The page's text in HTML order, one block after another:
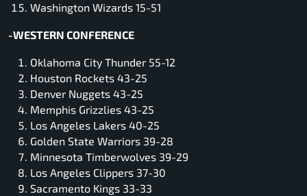
Washington Wizards 15-51
-WESTERN CONFERENCE
Oklahoma City Thunder 55-12
Houston Rockets 43-25
Denver Nuggets 43-25
Memphis Grizzlies 43-25
Los Angeles Lakers 40-25
Golden State Warriors 39-28
Minnesota Timberwolves 39-29
Los Angeles Clippers 37-30
Sacramento Kings 33-33